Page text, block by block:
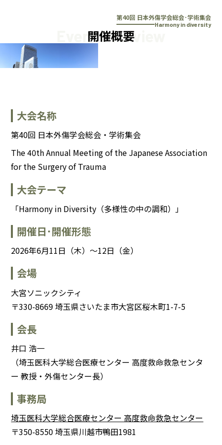
第40回 日本外傷学会総会･学術集会
Harmony in diversity
開催概要
Event Overview
大会名称
第40回 日本外傷学会総会・学術集会
The 40th Annual Meeting of the Japanese Association
for the Surgery of Trauma
大会テーマ
「Harmony in Diversity（多様性の中の調和）」
開催日･開催形態
2026年6月11日（木）～12日（金）
会場
大宮ソニックシティ
〒330-8669 埼玉県さいたま市大宮区桜木町1-7-5
会長
井口 浩一
（埼玉医科大学総合医療センター 高度救命救急センタ
ー 教授・外傷センター長）
事務局
埼玉医科大学総合医療センター 高度救命救急センター
〒350-8550 埼玉県川越市鴨田1981